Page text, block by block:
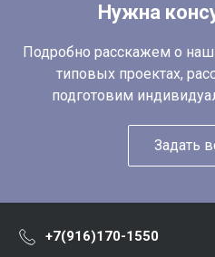
Нужна
Подробно расскажем о
типовых проектах,
подготовим
Задать
+7(916)170-1550